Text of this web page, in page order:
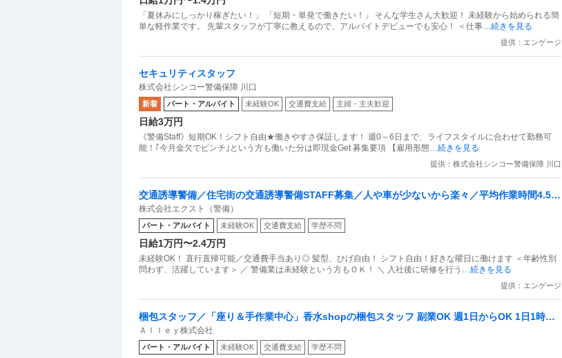
「夏休みにしっかり稼ぎたい！」 「短期・単発で働きたい！」 そんな学生さん大歓迎！ 未経験から始められる簡
単な軽作業です。 先輩スタッフが丁寧に教えるので、アルバイトデビューでも安心！ ＜仕事…続きを見る
提供：エンゲージ
セキュリティスタッフ
株式会社シンコー警備保障 川口
新着 パート・アルバイト 未経験OK 交通費支給 主婦・主夫歓迎
日給3万円
《警備Staff》短期OK！シフト自由★働きやすさ保証します！ 週0～6日まで、ライフスタイルに合わせて勤務可
能！｢今月金欠でピンチ｣という方も働いた分は即現金Get 募集要項 【雇用形態…続きを見る
提供：株式会社シンコー警備保障 川口
交通誘導警備／住宅街の交通誘導警備STAFF募集／人や車が少ないから楽々／平均作業時間4.5時
間で日給1万円保証
株式会社エクスト（警備）
パート・アルバイト 未経験OK 交通費支給 学歴不問
日給1万円〜2.4万円
未経験OK！ 直行直帰可能／交通費手当あり◎ 髪型、ひげ自由！ シフト自由！好きな曜日に働けます ＜年齢性別
問わず、活躍しています＞ ／ 警備業は未経験という方もＯＫ！ ＼ 入社後に研修を行う …続きを見る
提供：エンゲージ
梱包スタッフ／「座り＆手作業中心」香水shopの梱包スタッフ 副業OK 週1日からOK 1日1時間
からOK
Ａｌｌｅｙ株式会社
パート・アルバイト 未経験OK 交通費支給 学歴不問